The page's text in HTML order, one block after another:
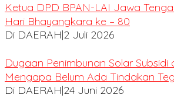
Ketua DPD BPAN-LAI Jawa
Hari Bhayangkara ke – 80
Di DAERAH|2 Juli 2026
Dugaan Penimbunan Solar Subsidi
Mengapa Belum Ada Tindakan
Di DAERAH|24 Juni 2026